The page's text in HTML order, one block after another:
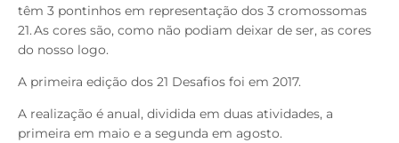
têm 3 pontinhos em representação dos 3 cromossomas
21. As cores são, como não podiam deixar de ser, as cores
do nosso logo.
A primeira edição dos 21 Desafios foi em 2017.
A realização é anual, dividida em duas atividades, a
primeira em maio e a segunda em agosto.